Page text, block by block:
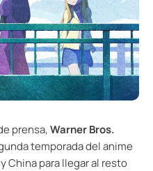
prensa,Warner Bros.
temporada del anime
China para llegar al resto